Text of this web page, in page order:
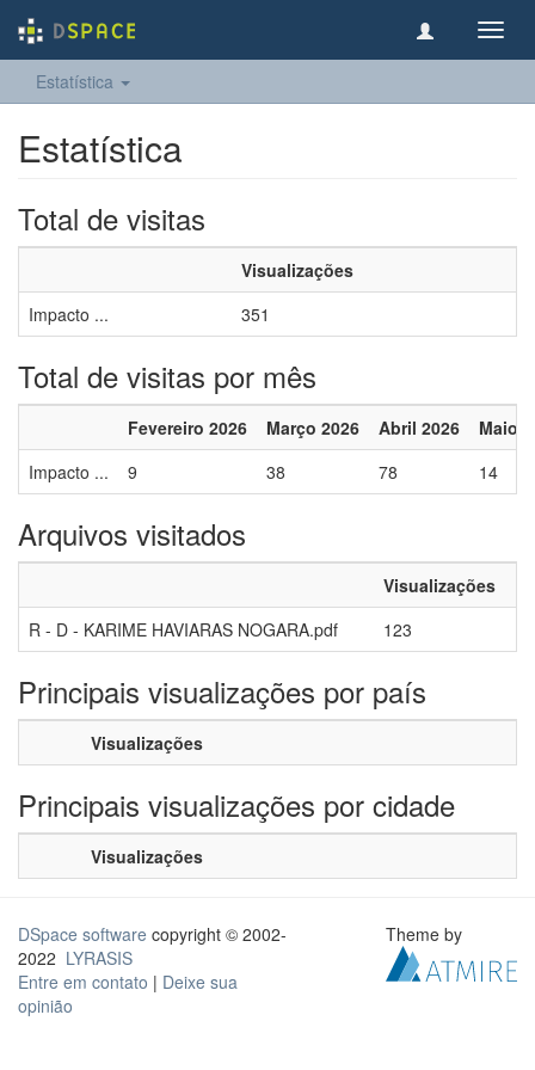
Estatística
Estatística
Total de visitas
Visualizações
Impacto ...
351
Total de visitas por mês
Fevereiro 2026 Março 2026 Abril 2026
Maio
Impacto ...
9 38 78 14
Arquivos visitados
Visualizações
R - D - KARIME HAVIARAS NOGARA.pdf
123
Principais visualizações por país
Visualizações
Principais visualizações por cidade
Visualizações
DSpace software copyright © 2002-
2022 LYRASIS
Entre em contato | Deixe sua
opinião
Theme by